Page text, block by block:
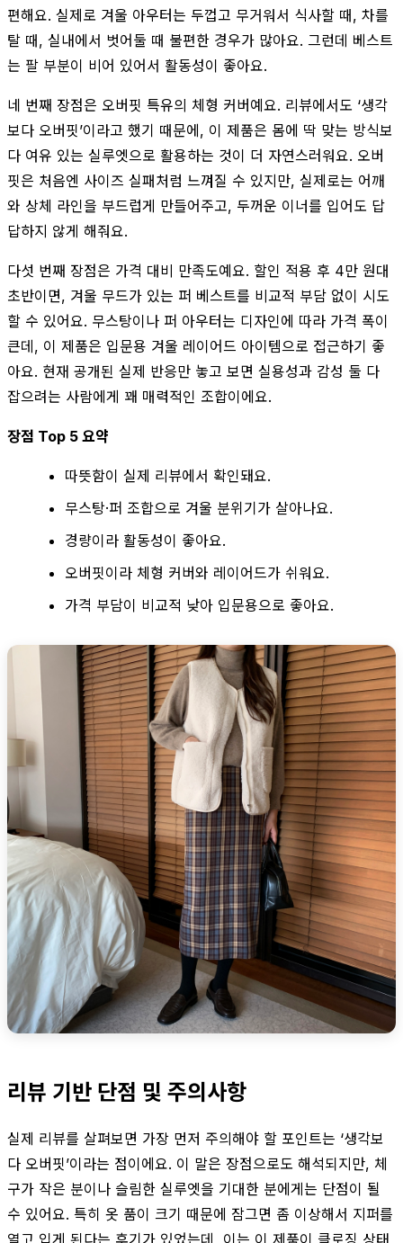
편해요. 실제로 겨울 아우터는 두껍고 무거워서 식사할 때, 차를
탈 때, 실내에서 벗어둘 때 불편한 경우가 많아요. 그런데 베스트
는 팔 부분이 비어 있어서 활동성이 좋아요.
네 번째 장점은 오버핏 특유의 체형 커버예요. 리뷰에서도 ‘생각
보다 오버핏’이라고 했기 때문에, 이 제품은 몸에 딱 맞는 방식보
다 여유 있는 실루엣으로 활용하는 것이 더 자연스러워요. 오버
핏은 처음엔 사이즈 실패처럼 느껴질 수 있지만, 실제로는 어깨
와 상체 라인을 부드럽게 만들어주고, 두꺼운 이너를 입어도 답
답하지 않게 해줘요.
다섯 번째 장점은 가격 대비 만족도예요. 할인 적용 후 4만 원대
초반이면, 겨울 무드가 있는 퍼 베스트를 비교적 부담 없이 시도
할 수 있어요. 무스탕이나 퍼 아우터는 디자인에 따라 가격 폭이
큰데, 이 제품은 입문용 겨울 레이어드 아이템으로 접근하기 좋
아요. 현재 공개된 실제 반응만 놓고 보면 실용성과 감성 둘 다
잡으려는 사람에게 꽤 매력적인 조합이에요.
장점 Top 5 요약
따뜻함이 실제 리뷰에서 확인돼요.
무스탕·퍼 조합으로 겨울 분위기가 살아나요.
경량이라 활동성이 좋아요.
오버핏이라 체형 커버와 레이어드가 쉬워요.
가격 부담이 비교적 낮아 입문용으로 좋아요.
리뷰 기반 단점 및 주의사항
실제 리뷰를 살펴보면 가장 먼저 주의해야 할 포인트는 ‘생각보
다 오버핏’이라는 점이에요. 이 말은 장점으로도 해석되지만, 체
구가 작은 분이나 슬림한 실루엣을 기대한 분에게는 단점이 될
수 있어요. 특히 옷 품이 크기 때문에 잠그면 좀 이상해서 지퍼를
열고 입게 된다는 후기가 있었는데, 이는 이 제품이 클로징 상태